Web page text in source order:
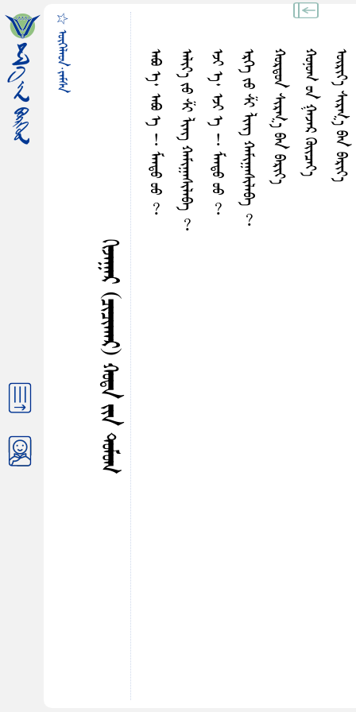
☆ ᠥᠭᠡᠯᠡᠳ·ᠵᠠᠮᠰᠠ
ᠬᠢᠵᠠᠭᠠᠷ (ᠴᠢᠴᠢᠬᠠᠷ) ᠬᠤᠲᠠ ᠶᠢᠨ ᠳᠤᠮᠤᠭ
ᠠᠪᠣ ᠡ᠂ ᠠᠪᠣ ᠡ ︕ ᠮᠠᠠᠳᠤ ᠦᠦ ︖ᠠᠯᠢᠶ᠎ᠠ ᠵᠤ ᠱᠢ ᠯᠢᠩ ᠬᠠᠮᠢᠭᠠᠰᠢᠯᠠᠪᠠ ︖ᠡᠵᠢ ᠡ᠂ ᠡᠵᠢ ᠡ ︕ ᠮᠠᠠᠳᠤ ᠦᠦ ︖ᠡᠷᠭᠡ ᠵᠤ ᠱᠢ ᠯᠢᠩ ᠬᠠᠮᠢᠭᠠᠰᠢᠯᠠᠪᠠ ︖ᠬᠤᠷᠳᠤᠨ ᠰᠢᠷᠭ᠎ᠠ ᠪᠠᠨ ᠪᠠᠷᠢᠶ᠎ᠠᠬᠤᠨᠤᠭ ᠤᠨ ᠭᠠᠵᠠᠷ ᠭᠦᠢᠴᠡᠶ᠎ᠡᠦᠷᠢᠶ᠎ᠠ ᠰᠢᠷᠭ᠎ᠠ ᠪᠠᠨ ᠪᠠᠷᠢᠶ᠎ᠠ